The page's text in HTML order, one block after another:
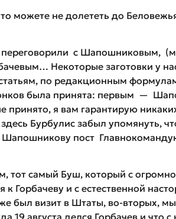
можете не долететь до
с Шапошниковым,
Некоторые заготовки у
по редакционным
была принята: первым —
принято, я вам гарантирую
Бурбулис забыл упомянуть,
Шапошникову пост
тот самый Буш, который с
к Горбачеву и с естественной
был визит в Штаты, во-вторых,